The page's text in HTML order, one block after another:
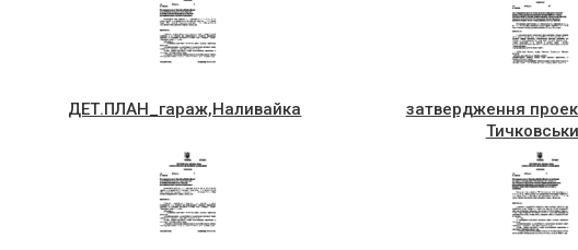
ДЕТ.ПЛАН_гараж,Наливайка
затвердження